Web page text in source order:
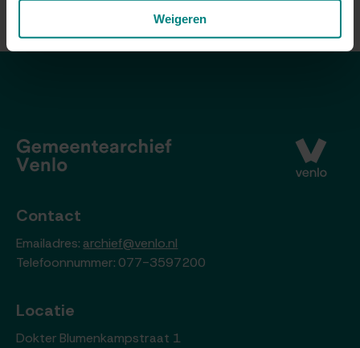
Weigeren
Contact
Emailadres: archief@venlo.nl
Telefoonnummer: 077-3597200
Locatie
Dokter Blumenkampstraat 1